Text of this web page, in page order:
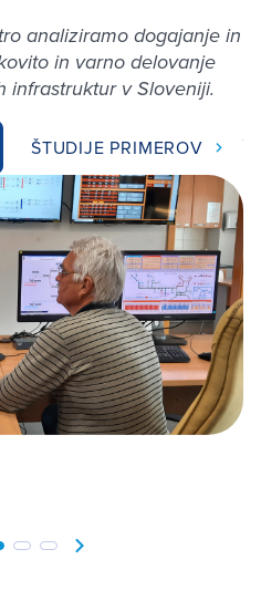
analiziramo dogajanje in
in varno delovanje
v Sloveniji.
ŠTUDIJE PRIMEROV